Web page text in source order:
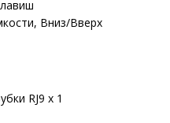
Вниз/Вверх
RJ9 x 1